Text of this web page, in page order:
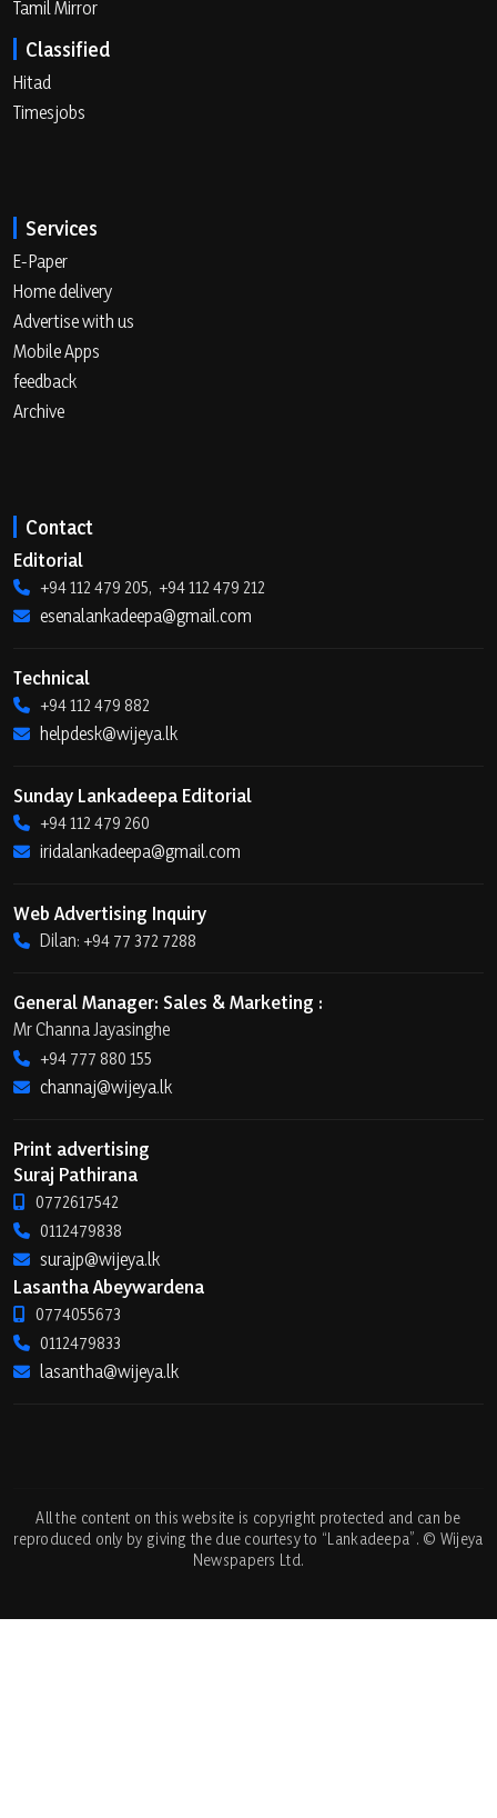
Tamil Mirror
Classified
Hitad
Timesjobs
Services
E-Paper
Home delivery
Advertise with us
Mobile Apps
feedback
Archive
Contact
Editorial
+94 112 479 205, +94 112 479 212
esenalankadeepa@gmail.com
Technical
+94 112 479 882
helpdesk@wijeya.lk
Sunday Lankadeepa Editorial
+94 112 479 260
iridalankadeepa@gmail.com
Web Advertising Inquiry
Dilan: +94 77 372 7288
General Manager: Sales & Marketing :
Mr Channa Jayasinghe
+94 777 880 155
channaj@wijeya.lk
Print advertising
Suraj Pathirana
0772617542
0112479838
surajp@wijeya.lk
Lasantha Abeywardena
0774055673
0112479833
lasantha@wijeya.lk
All the content on this website is copyright protected and can be
reproduced only by giving the due courtesy to “Lankadeepa”. © Wijeya
Newspapers Ltd.